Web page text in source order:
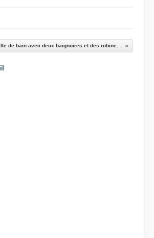
Chéri, je voudrais une nouvelle salle de bain avec deux baignoires et des robinets en or !